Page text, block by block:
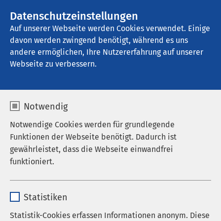
Datenschutzeinstellungen
Auf unserer Webseite werden Cookies verwendet. Einige
davon werden zwingend benötigt, während es uns
andere ermöglichen, Ihre Nutzererfahrung auf unserer
Webseite zu verbessern.
Notwendig
Notwendige Cookies werden für grundlegende
Funktionen der Webseite benötigt. Dadurch ist
gewährleistet, dass die Webseite einwandfrei
funktioniert.
Anbieter sgalinski
Statistiken
Statistik-Cookies erfassen Informationen anonym. Diese
AMEOS Poliklinikum Woldegk